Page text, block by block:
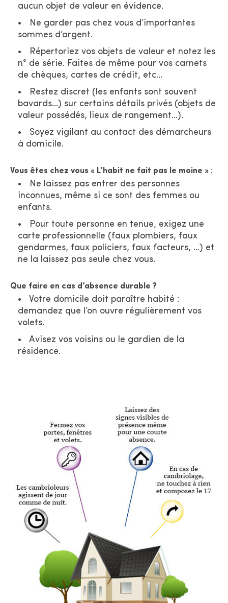
aucun objet de valeur en évidence.
Ne garder pas chez vous d’importantes
sommes d’argent.
Répertoriez vos objets de valeur et notez les
n° de série. Faites de même pour vos carnets
de chèques, cartes de crédit, etc…
Restez discret (les enfants sont souvent
bavards…) sur certains détails privés (objets de
valeur possédés, lieux de rangement…).
Soyez vigilant au contact des démarcheurs
à domicile.
Vous êtes chez vous « L’habit ne fait pas le moine » :
Ne laissez pas entrer des personnes
inconnues, même si ce sont des femmes ou
enfants.
Pour toute personne en tenue, exigez une
carte professionnelle (faux plombiers, faux
gendarmes, faux policiers, faux facteurs, …) et
ne la laissez pas seule chez vous.
Que faire en cas d’absence durable ?
Votre domicile doit paraître habité :
demandez que l’on ouvre régulièrement vos
volets.
Avisez vos voisins ou le gardien de la
résidence.